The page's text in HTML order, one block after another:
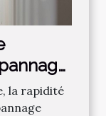
la rapidité